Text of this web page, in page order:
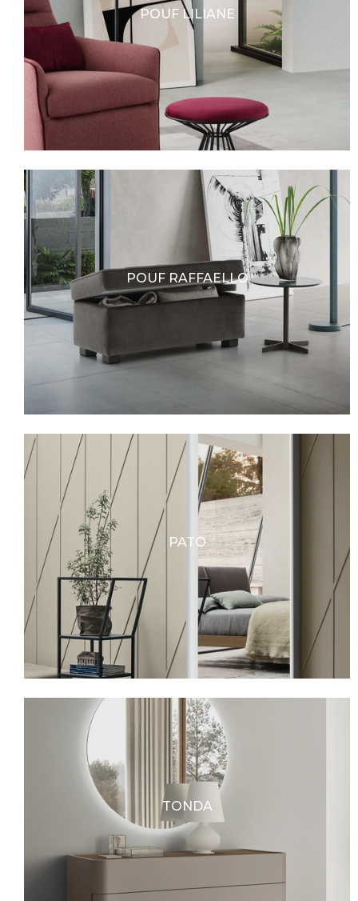
POUF LILIANE
POUF RAFFAELLO
PATO
TONDA